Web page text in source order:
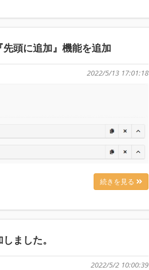
先頭に追加』機能を追加
2022/5/13 17:01:18
続きを見る
ました。
2022/5/2 10:00:39